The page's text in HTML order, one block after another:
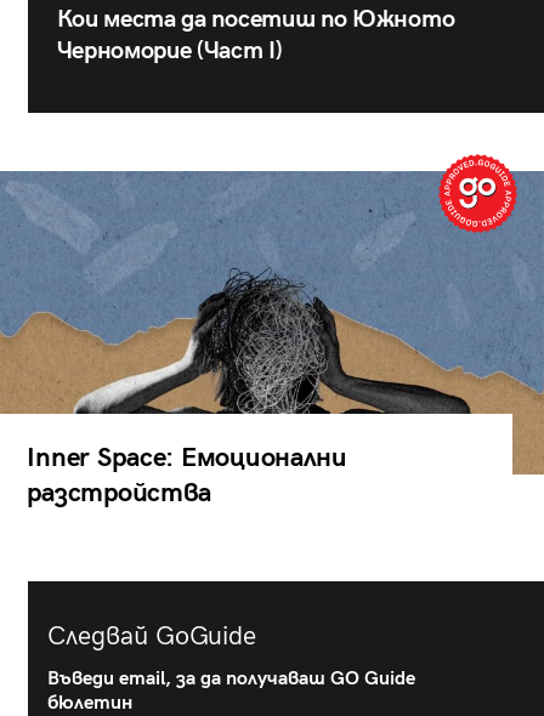
Кои места да посетиш по Южното
Черноморие (Част I)
Inner Space: Емоционални
разстройства
Следвай GoGuide
Въведи email, за да получаваш GO Guide
бюлетин